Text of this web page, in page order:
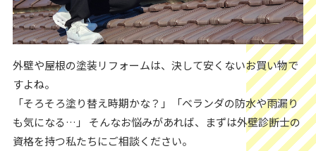
外壁や屋根の塗装リフォームは、決して安くないお買い物で
すよね。
「そろそろ塗り替え時期かな？」「ベランダの防水や雨漏り
も気になる…」 そんなお悩みがあれば、まずは外壁診断士の
資格を持つ私たちにご相談ください。